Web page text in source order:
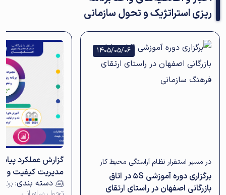
ریزی استراتژیک و تحول سازمانی
1405/05/06
در مسیر استقرار نظام آراستگی محیط کار
برگزاری دوره آموزشی 5S در اتاق
بازرگانی اصفهان در راستای ارتقای
گزارش عملکرد
مدیریت کیفیت و
دسته بندی: